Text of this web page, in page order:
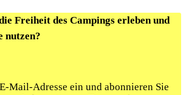
Freiheit des Campings erleben und
nutzen?
Mail-Adresse ein und abonnieren Sie